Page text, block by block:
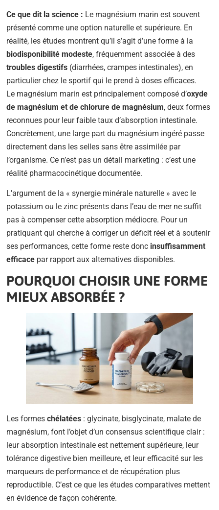
Ce que dit la science : Le magnésium marin est souvent
présenté comme une option naturelle et supérieure. En
réalité, les études montrent qu’il s’agit d’une forme à la
biodisponibilité modeste, fréquemment associée à des
troubles digestifs (diarrhées, crampes intestinales), en
particulier chez le sportif qui le prend à doses efficaces.
Le magnésium marin est principalement composé d’oxyde
de magnésium et de chlorure de magnésium, deux formes
reconnues pour leur faible taux d’absorption intestinale.
Concrètement, une large part du magnésium ingéré passe
directement dans les selles sans être assimilée par
l’organisme. Ce n’est pas un détail marketing : c’est une
réalité pharmacocinétique documentée.
L’argument de la « synergie minérale naturelle » avec le
potassium ou le zinc présents dans l’eau de mer ne suffit
pas à compenser cette absorption médiocre. Pour un
pratiquant qui cherche à corriger un déficit réel et à soutenir
ses performances, cette forme reste donc insuffisamment
efficace par rapport aux alternatives disponibles.
POURQUOI CHOISIR UNE FORME
MIEUX ABSORBÉE ?
Les formeschélatées : glycinate, bisglycinate, malate de
magnésium, font l’objet d’un consensus scientifique clair :
leur absorption intestinale est nettement supérieure, leur
tolérance digestive bien meilleure, et leur efficacité sur les
marqueurs de performance et de récupération plus
reproductible. C’est ce que les études comparatives mettent
en évidence de façon cohérente.